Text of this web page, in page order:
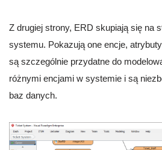
Z drugiej strony, ERD skupiają się na
systemu. Pokazują one encje,
są szczególnie przydatne do
różnymi encjami w systemie i są
baz danych.